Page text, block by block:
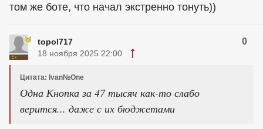
том же боте, что начал экстренно тонуть))
topol717 0
18 ноября 2025 22:00
Цитата: Ivan№One
Одна Кнопка за 47 тысяч как-то слабо
верится... даже с их бюджетами